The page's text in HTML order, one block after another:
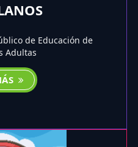
de Educación de
Adultas